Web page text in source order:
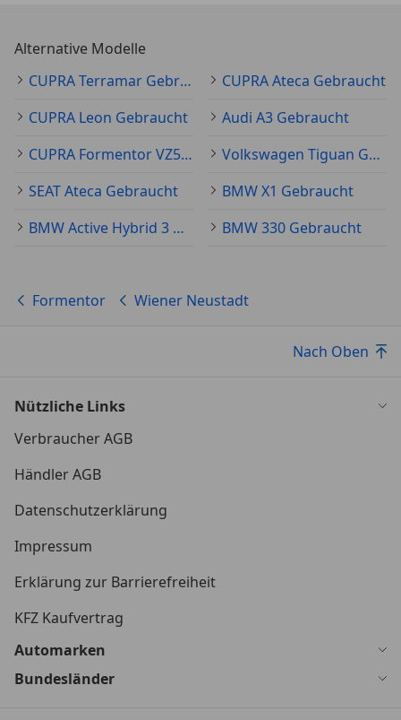
Alternative Modelle
CUPRA Terramar Gebraucht
CUPRA Ateca Gebraucht
CUPRA Leon Gebraucht
Audi A3 Gebraucht
CUPRA Formentor VZ5 Gebraucht
Volkswagen Tiguan Gebraucht
SEAT Ateca Gebraucht
BMW X1 Gebraucht
BMW Active Hybrid 3 Gebraucht
BMW 330 Gebraucht
Formentor Wiener Neustadt
Nach Oben
Nützliche Links
Verbraucher AGB
Händler AGB
Datenschutzerklärung
Impressum
Erklärung zur Barrierefreiheit
KFZ Kaufvertrag
Automarken
Bundesländer